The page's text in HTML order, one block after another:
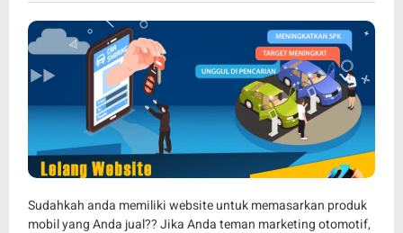
Sudahkah anda memiliki website untuk memasarkan produk
mobil yang Anda jual?? Jika Anda teman marketing otomotif,